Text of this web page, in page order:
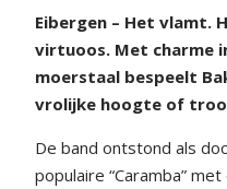
Eibergen – Het vlamt.
virtuoos. Met charme
moerstaal bespeelt
vrolijke hoogte of
De band ontstond als
populaire “Caramba” met